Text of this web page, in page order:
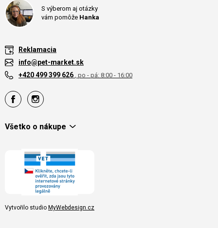
S výberom aj otázky
vám pomôže Hanka
Reklamacia
info@pet-market.sk
+420 499 399 626 , po - pá: 8:00 - 16:00
Všetko o nákupe
Vytvořilo studio MyWebdesign.cz